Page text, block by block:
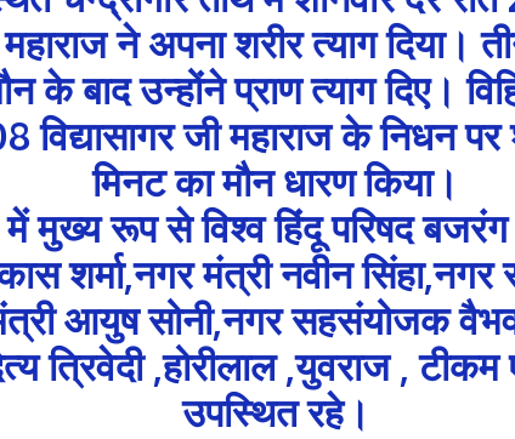
महाराज ने अपना शरीर त्याग दिया।
बाद उन्होंने प्राण त्याग दिए।
विद्यासागर जी महाराज के निधन
मिनट का मौन धारण किया।
में मुख्य रूप से विश्व हिंदू परिषद
शर्मा,नगर मंत्री नवीन
आयुष सोनी,नगर सहसंयोजक
त्रिवेदी ,होरीलाल ,युवराज ,
उपस्थित रहे।